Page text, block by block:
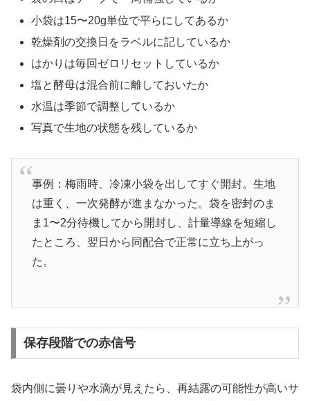
小袋は15〜20g単位で平らにしてあるか
乾燥剤の交換日をラベルに記しているか
はかりは毎回ゼロリセットしているか
塩と酵母は混合前に離しておいたか
水温は季節で調整しているか
写真で生地の状態を残しているか
事例：梅雨時、冷凍小袋を出してすぐ開封。生地
は重く、一次発酵が進まなかった。袋を密封のま
ま1〜2分待機してから開封し、計量導線を短縮し
たところ、翌日から同配合で正常に立ち上がっ
た。
保存段階での赤信号
袋内側に曇りや水滴が見えたら、再結露の可能性が高いサ